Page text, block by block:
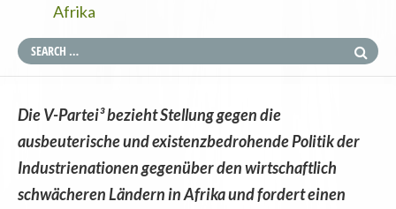
Afrika
Die V-Partei³ bezieht Stellung gegen die
ausbeuterische und existenzbedrohende Politik der
Industrienationen gegenüber den wirtschaftlich
schwächeren Ländern in Afrika und fordert einen